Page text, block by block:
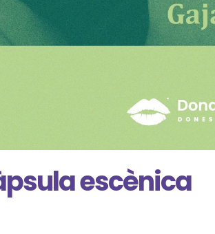
escènica